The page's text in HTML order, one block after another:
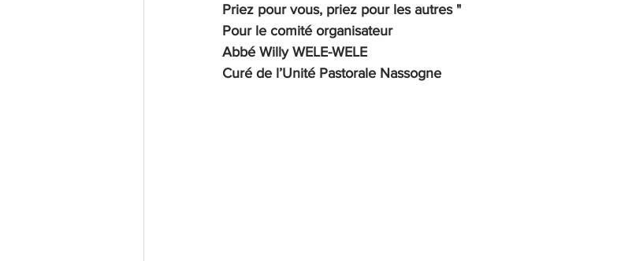
Priez pour vous, priez pour les autres "
Pour le comité organisateur
Abbé Willy WELE-WELE
Curé de l’Unité Pastorale Nassogne